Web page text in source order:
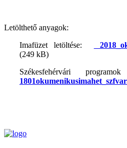
Letölthető anyagok:
Imafüzet letöltése:
(249 kB)
Székesfehérvári